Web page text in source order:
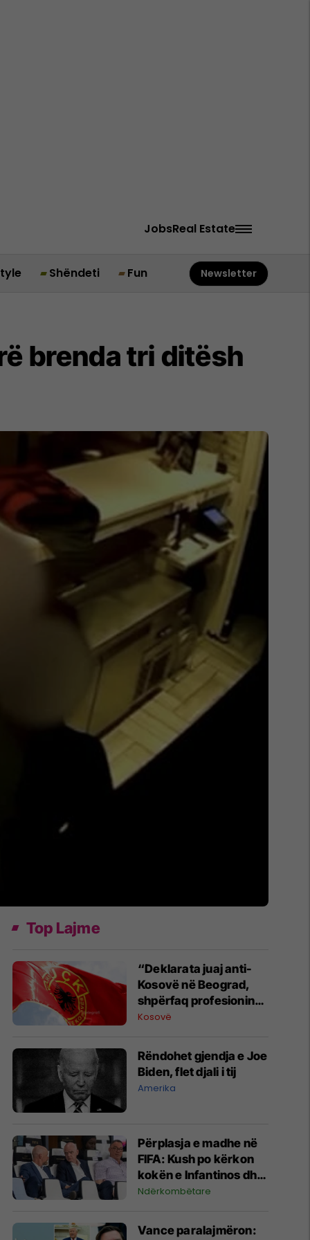
JobsReal Estate
Shëndeti Fun Newsletter
brenda tri ditësh
Top Lajme
“Deklarata juaj anti-
Kosovë në Beograd,
shpërfaq profesionin
tënd para se të
OVL e UÇK-së i reagon
Zelenskyt
Kosovë
Rëndohet gjendja e Joe
Biden, flet djali i tij
Amerika
Përplasja e madhe në
FIFA: Kush po kërkon
kokën e Infantinos dhe
kush po e mbron?
Ndërkombëtare
Vance paralajmëron: